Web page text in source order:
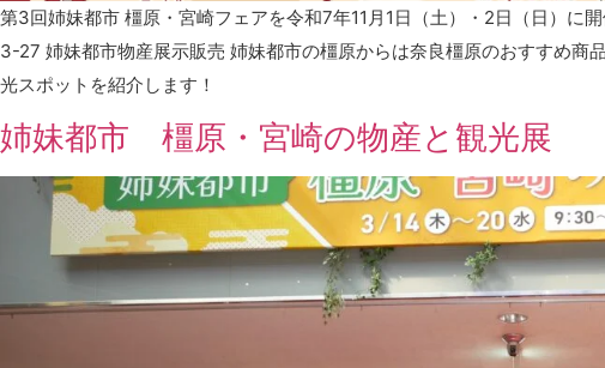
第3回姉妹都市 橿原・宮崎フェアを令和7年11月1日（土）・2日（日）
3-27 姉妹都市物産展示販売 姉妹都市の橿原からは奈良橿原のおすすめ商
光スポットを紹介します！
姉妹都市 橿原・宮崎の物産と観光展